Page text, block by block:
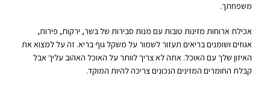
משפחתך.
אכילת ארוחות מזינות טובות עם מנות סבירות של בשר, ירקות, פירות,
אגוזים ושומנים בריאים תעזור לשמור על משקל גוף בריא. זה על למצוא את
האיזון שלך עם האוכל. אתה לא צריך לוותר על האוכל האהוב עליך אבל
קבלת החומרים המזינים הנכונים צריכה להיות המוקד.